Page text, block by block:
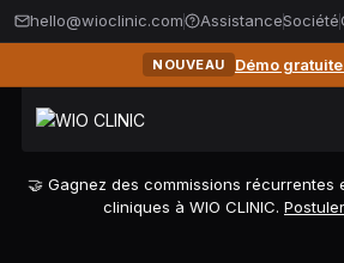
hello@wioclinic.com AssistanceSociété
NOUVEAU Démo
🤝 Gagnez des commissions récurrentes
cliniques à WIO CLINIC.